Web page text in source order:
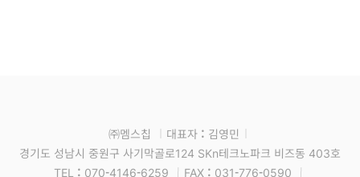
㈜멤스칩
대표자 : 김영민
경기도 성남시 중원구 사기막골로124 SKn테크노파크 비즈동 403호
TEL : 070-4146-6259
FAX : 031-776-0590